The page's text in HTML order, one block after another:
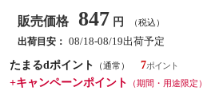
販売価格 847 円 （税込）
出荷目安： 08/18-08/19出荷予定
たまるdポイント
（通常）
7
+キャンペーンポイント
（期間・用途限定）